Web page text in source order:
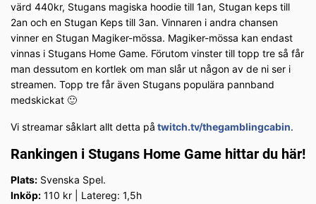
värd 440kr, Stugans magiska hoodie till 1an, Stugan keps till
2an och en Stugan Keps till 3an. Vinnaren i andra chansen
vinner en Stugan Magiker-mössa. Magiker-mössa kan endast
vinnas i Stugans Home Game. Förutom vinster till topp tre så får
man dessutom en kortlek om man slår ut någon av de ni ser i
streamen. Topp tre får även Stugans populära pannband
medskickat 🙂
Vi streamar såklart allt detta på twitch.tv/thegamblingcabin.
Rankingen i Stugans Home Game hittar du här!
Plats: Svenska Spel.
Inköp: 110 kr | Latereg: 1,5h